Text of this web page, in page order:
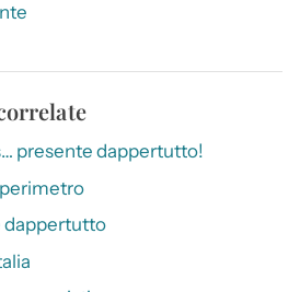
presente dappertutto!
dappertutto